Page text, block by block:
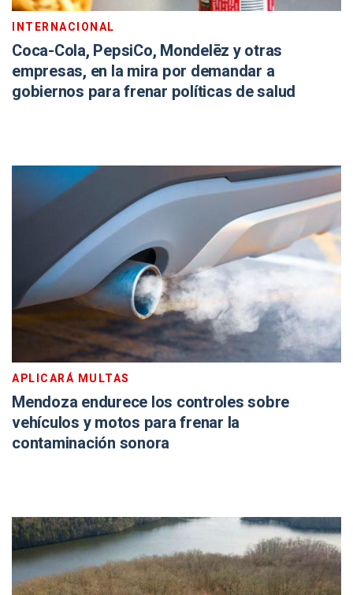
INTERNACIONAL
Coca-Cola, PepsiCo, Mondelēz y otras
empresas, en la mira por demandar a
gobiernos para frenar políticas de salud
APLICARÁ MULTAS
Mendoza endurece los controles sobre
vehículos y motos para frenar la
contaminación sonora